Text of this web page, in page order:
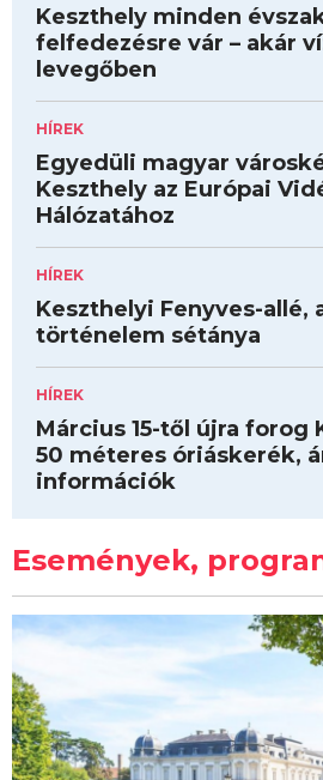
Keszthely minden
felfedezésre vár – akár
levegőben
HÍREK
Egyedüli magyar
Keszthely az Európai
Hálózatához
HÍREK
Keszthelyi Fenyves-allé,
történelem sétánya
HÍREK
Március 15-től újra forog
50 méteres óriáskerék,
információk
Események,